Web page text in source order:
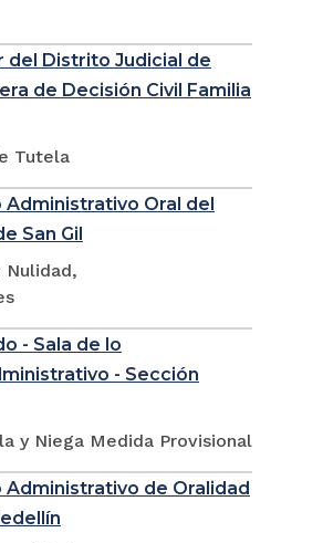
del Distrito Judicial de
de Decisión Civil Familia
Tutela
Oral del
San Gil
Nulidad,
- Sala de lo
- Sección
y Niega Medida Provisional
de Oralidad